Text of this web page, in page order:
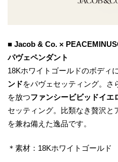
■ Jacob & Co. ×
パヴェペンダント
18Kホワイトゴールドのボディに
ンドをパヴェセッティング。さ
を放つファンシービビッドイエ
セッティング。比類なき贅沢と
を兼ね備えた逸品です。
＊素材：18Kホワイトゴールド